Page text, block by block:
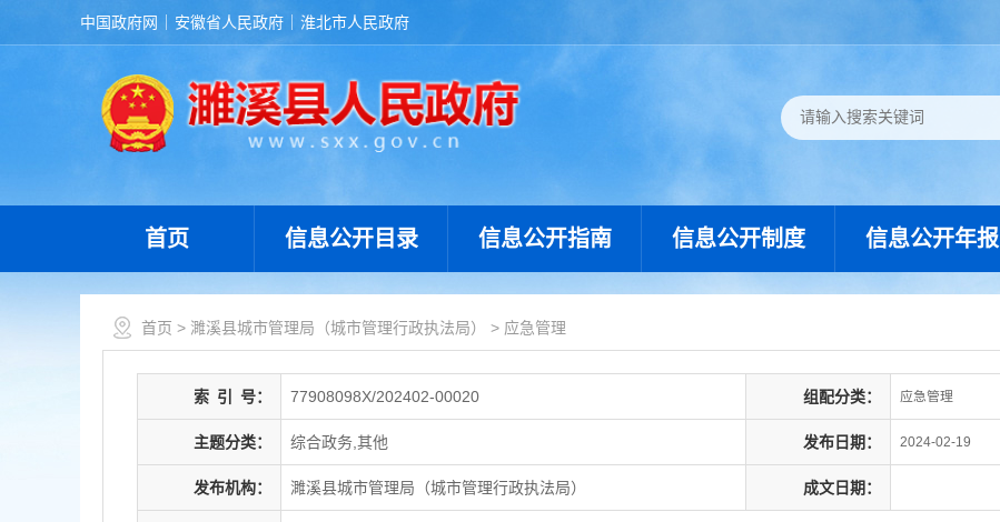
中国政府网 安徽省人民政府 淮北市人民政府
首页 信息公开目录 信息公开指南 信息公开制度 信息公开年报
首页 > 濉溪县城市管理局（城市管理行政执法局） > 应急管理
索 引 号： 77908098X/202402-00020 组配分类： 应急管理
主题分类： 综合政务,其他 发布日期： 2024-02-19
发布机构： 濉溪县城市管理局（城市管理行政执法局） 成文日期：